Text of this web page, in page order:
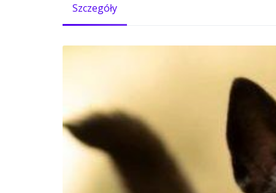
Szczegóły